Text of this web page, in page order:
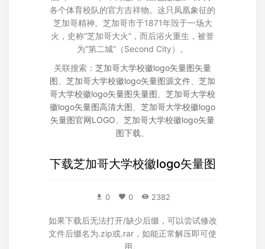
各个体育校队的官方吉祥物。这只凤凰象征的
芝加哥精神。芝加哥市于1871年毁于一场大
火，史称“芝加哥大火”，而后浴火重生，被誉
为“第二城”（Second City）。
关联搜索： 芝加哥大学校徽logo矢量图矢量
图
芝加哥大学校徽logo矢量图源文件
芝加
哥大学校徽logo矢量图失量图
芝加哥大学校
徽logo矢量图高清大图
芝加哥大学校徽logo
矢量图官网LOGO
芝加哥大学校徽logo矢量
图下载
下载芝加哥大学校徽logo矢量图
0 0 2382
如果下载后无法打开/缺少后缀，可以尝试修改
文件后缀名为.zip或.rar，如能正常解压即可使
用。